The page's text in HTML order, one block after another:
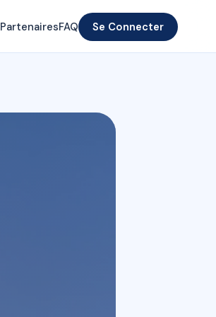
PartenairesFAQ Se Connecter